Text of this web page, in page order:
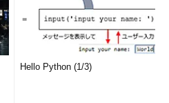
Hello Python (1/3)